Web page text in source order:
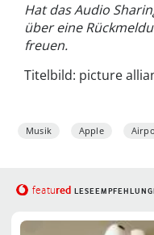
Hat das Audio
über eine
freuen.
Titelbild: picture
Musik Apple
featured